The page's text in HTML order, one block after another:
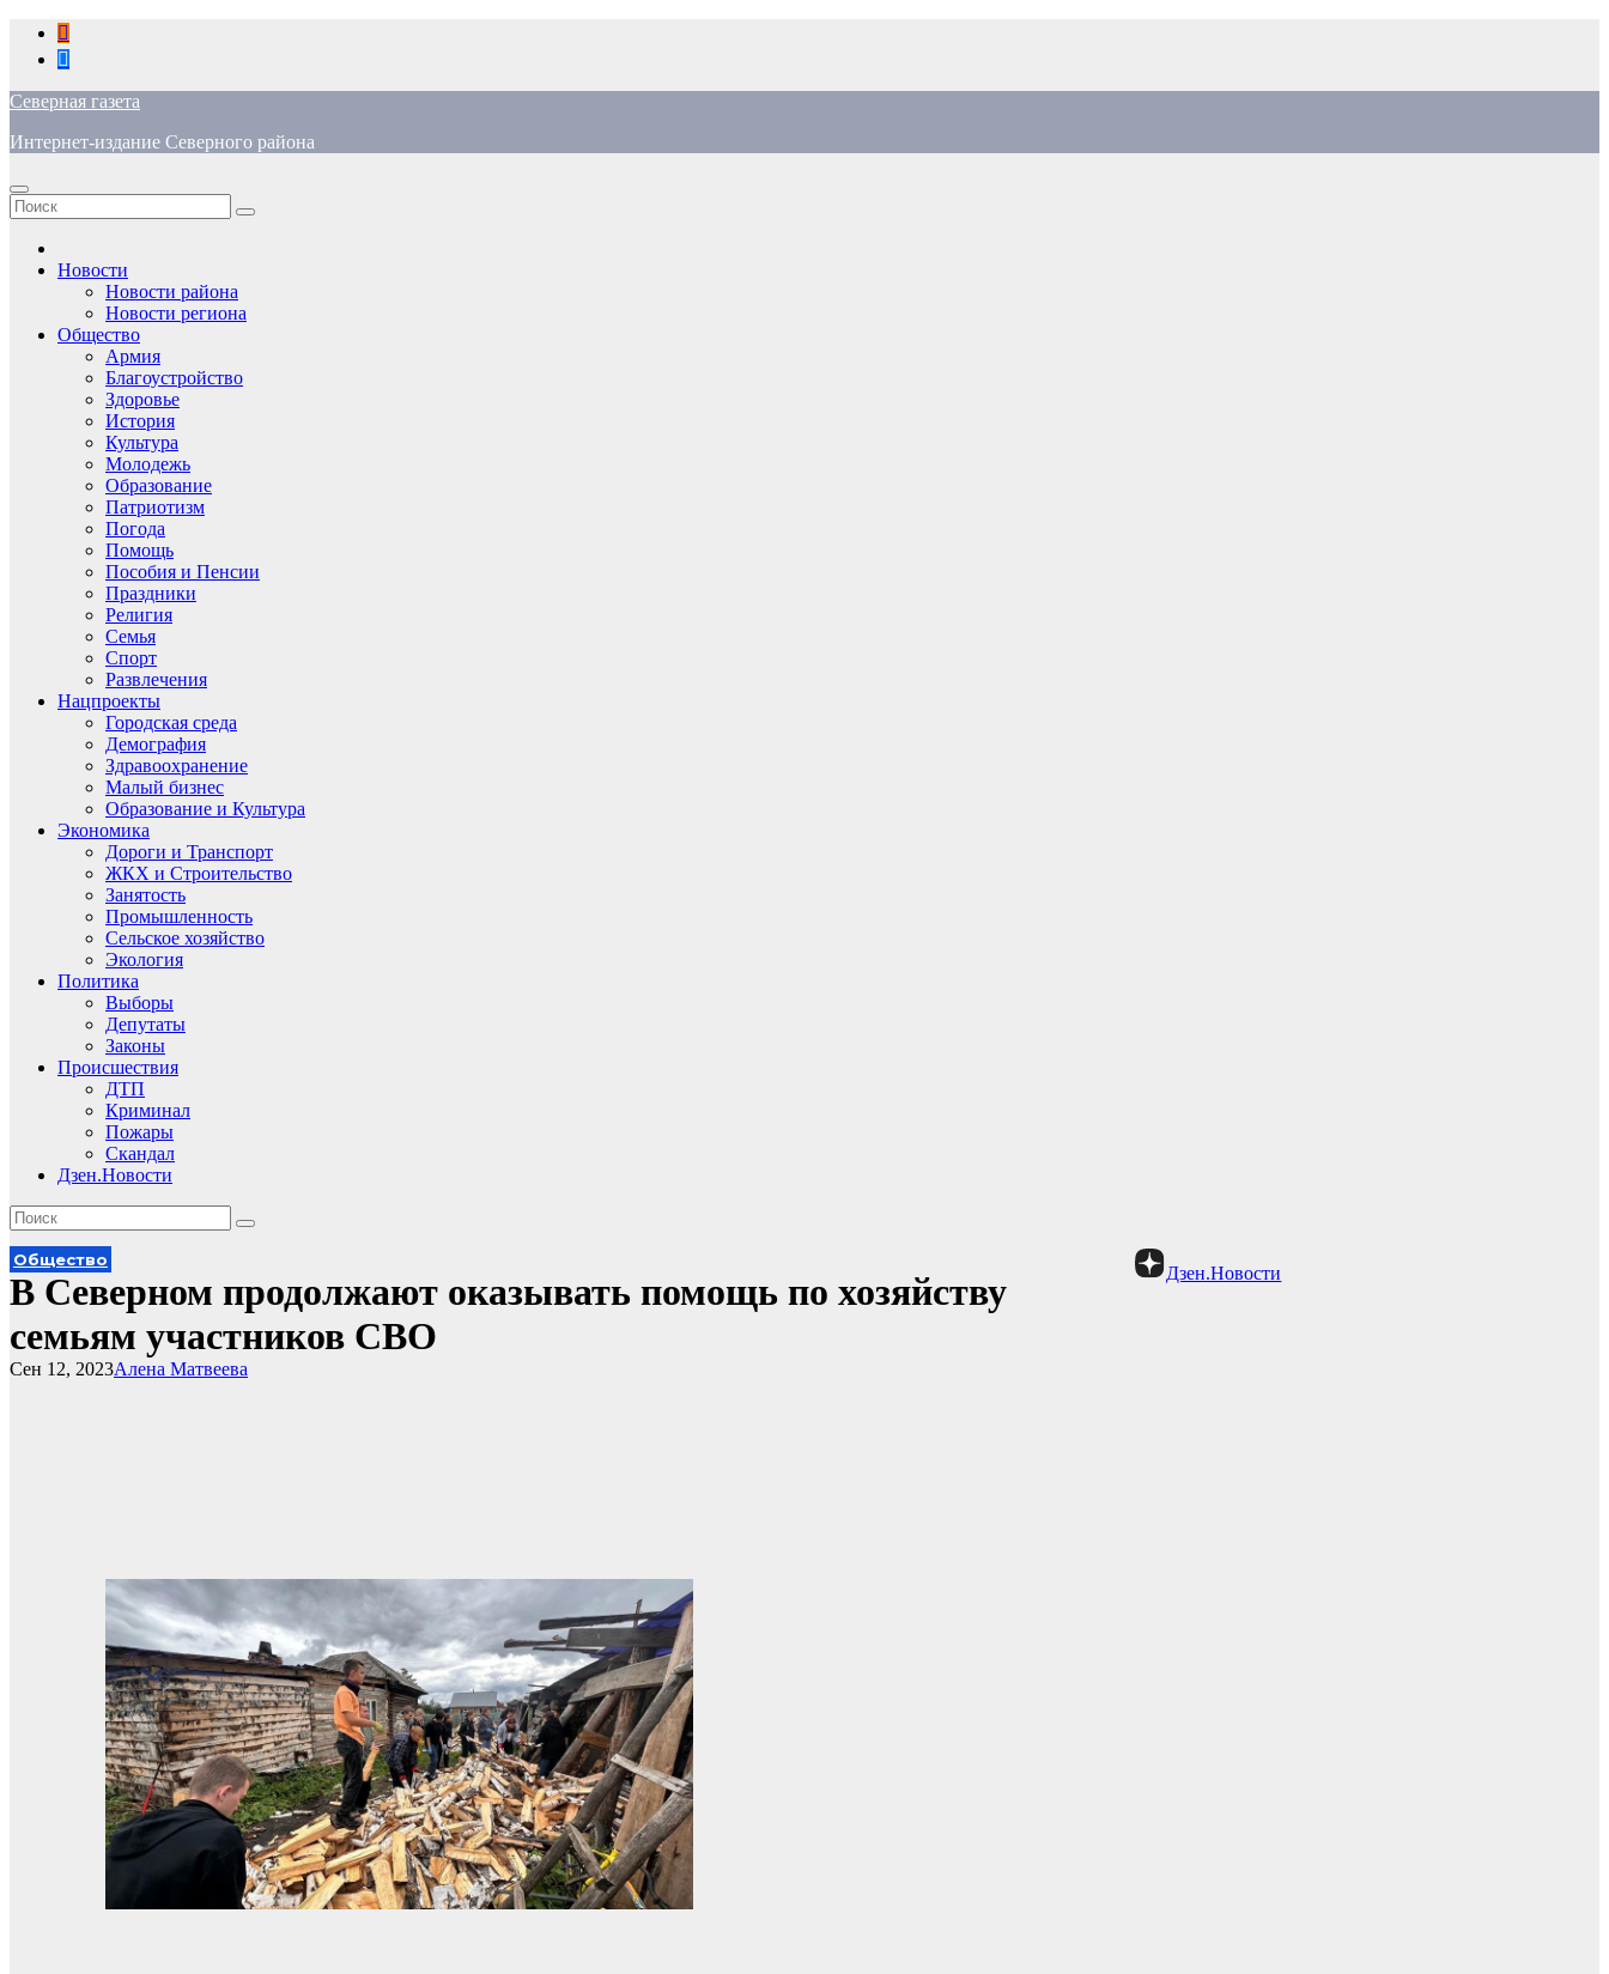
Перейти
содержимому
Северная газета
Интернет-издание Северного района
Новости
Новости района
Новости региона
Общество
Армия
Благоустройство
Здоровье
История
Культура
Молодежь
Образование
Патриотизм
Погода
Помощь
Пособия и Пенсии
Праздники
Религия
Семья
Спорт
Развлечения
Нацпроекты
Городская среда
Демография
Здравоохранение
Малый бизнес
Образование и Культура
Экономика
Дороги и Транспорт
ЖКХ и Строительство
Занятость
Промышленность
Сельское хозяйство
Экология
Политика
Выборы
Депутаты
Законы
Происшествия
ДТП
Криминал
Пожары
Скандал
Дзен.Новости
Дзен.Новости
Общество
В Северном продолжают оказывать помощь по хозяйству
семьям участников СВО
Алена Матвеева
Сен 12, 2023